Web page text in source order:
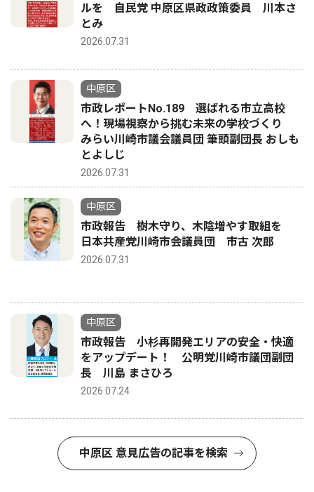
ルを 自民党 中原区県政政策委員 川本さ
とみ
2026.07.31
中原区
市政レポートNo.189 選ばれる市立高校
へ！現場視察から挑む未来の学校づくり
みらい川崎市議会議員団 筆頭副団長 おしも
とよしじ
2026.07.31
中原区
市政報告 樹木守り、木陰増やす取組を
日本共産党川崎市会議員団 市古 次郎
2026.07.31
中原区
市政報告 小杉再開発エリアの安全・快適
をアップデート！ 公明党川崎市議団副団
長 川島 まさひろ
2026.07.24
中原区 意見広告の記事を検索